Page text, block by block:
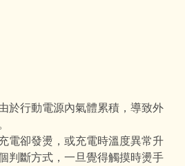
於行動電源內氣體累積，導致外
電卻發燙，或充電時溫度異常升
判斷方式，一旦覺得觸摸時燙手